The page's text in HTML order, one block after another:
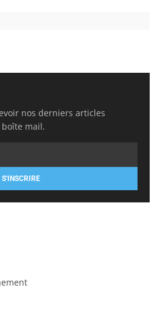
nos derniers articles
mail.
S'INSCRIRE